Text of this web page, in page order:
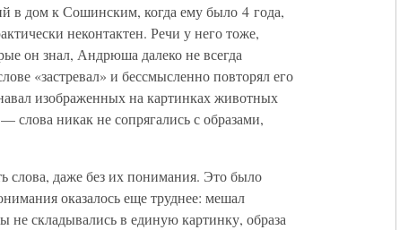
дом к Сошинским, когда ему было 4 года,
неконтактен. Речи у него тоже,
он знал, Андрюша далеко не всегда
«застревал» и бессмысленно повторял его
изображенных на картинках животных
никак не сопрягались с образами,
слова, даже без их понимания. Это было
оказалось еще труднее: мешал
не складывались в единую картинку, образа